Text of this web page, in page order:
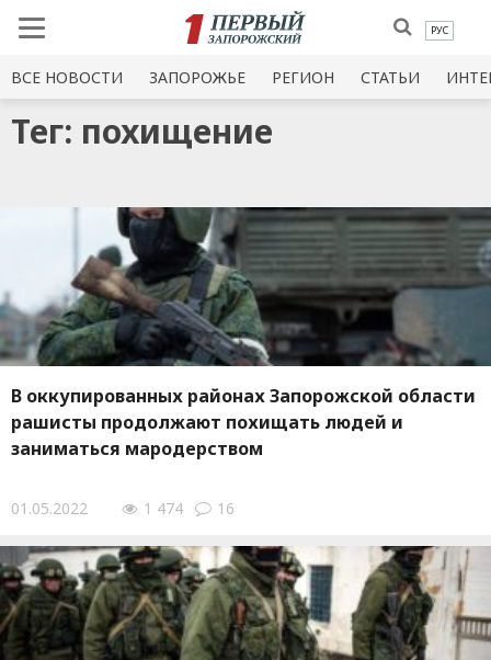
РУС
ВСЕ НОВОСТИ ЗАПОРОЖЬЕ РЕГИОН СТАТЬИ
Тег: похищение
В оккупированных районах Запорожской области
рашисты продолжают похищать людей и
заниматься мародерством
01.05.2022 1 474 16